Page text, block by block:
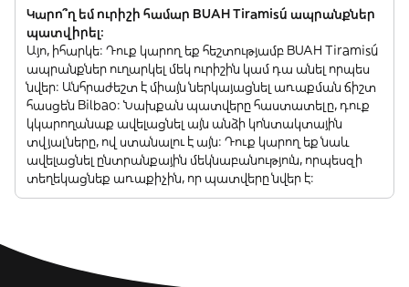
Կարո՞ղ եմ ուրիշի համար BUAH Tiramisú ապրանքներ
պատվիրել:
Այո, իհարկե: Դուք կարող եք հեշտությամբ BUAH Tiramisú
ապրանքներ ուղարկել մեկ ուրիշին կամ դա անել որպես
նվեր: Անհրաժեշտ է միայն ներկայացնել առաքման ճիշտ
հասցեն Bilbao: Նախքան պատվերը հաստատելը, դուք
կկարողանաք ավելացնել այն անձի կոնտակտային
տվյալները, ով ստանալու է այն: Դուք կարող եք նաև
ավելացնել ընտրանքային մեկնաբանություն, որպեսզի
տեղեկացնեք առաքիչին, որ պատվերը նվեր է: